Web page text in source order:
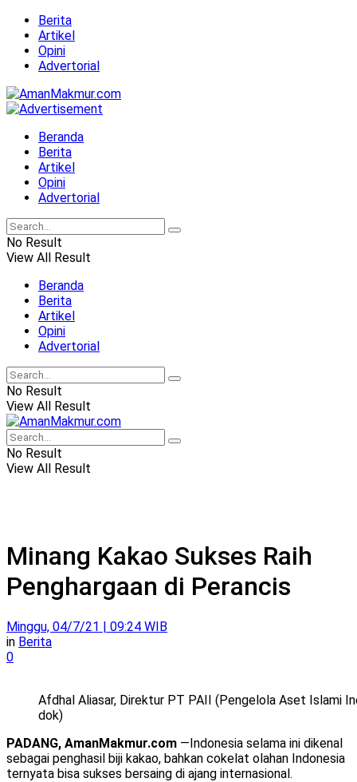
Berita
Artikel
Opini
Advertorial
Beranda
Berita
Artikel
Opini
Advertorial
No Result
View All Result
Beranda
Berita
Artikel
Opini
Advertorial
No Result
View All Result
No Result
View All Result
Minang Kakao Sukses Raih
Penghargaan di Perancis
Minggu, 04/7/21 | 09:24 WIB
in Berita
0
Afdhal Aliasar, Direktur PT PAII (Pengelola Aset Islami
dok)
PADANG, AmanMakmur.com —Indonesia selama ini dikenal
sebagai penghasil biji kakao, bahkan cokelat olahan Indonesia
ternyata bisa sukses bersaing di ajang internasional.